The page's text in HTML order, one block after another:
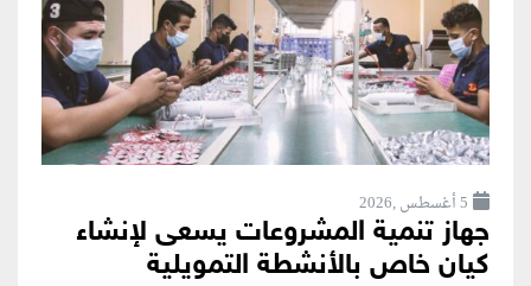
5 أغسطس ,2026
جهاز تنمية المشروعات يسعى لإنشاء
كيان خاص بالأنشطة التمويلية